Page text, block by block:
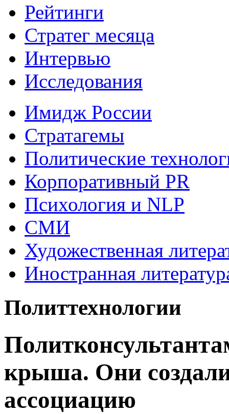
Рейтинги
Стратег месяца
Интервью
Исследования
Имидж России
Стратагемы
Политические
Корпоративный PR
Психология и NLP
СМИ
Художественная
Иностранная
Политтехнологии
крыша. Они
ассоциацию